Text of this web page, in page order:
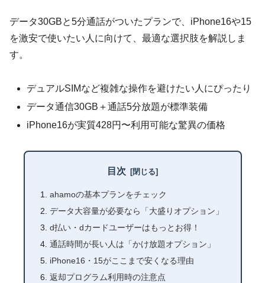
データ30GBと5分通話がついたプランで、iPhone16や15
を激安で使いたい人に向けて、最適な選択肢を解説しま
す。
デュアルSIMなど複雑な操作を避けたい人にぴったり
データ通信30GB＋通話5分放題が標準装備
iPhone16が実質428円〜利用可能な驚異の価格
目次
ahamoの基本プランをチェック
データ大容量が必要なら「大盛りオプション」
d払い・dカードユーザーはもっとお得！
通話時間が長い人は「かけ放題オプション」
iPhone16・15がここまで安くなる理由
返却プログラム利用時の注意点